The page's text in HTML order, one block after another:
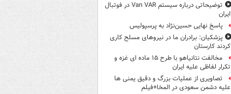
توضیحاتی درباره سیستم Van VAR در فوتبال
ایران
پاسخ نهایی حسین‌نژاد به پرسپولیس
پزشکیان: برادران ما در نیروهای مسلح کاری
کردند کارستان
مخالفت نتانیاهو با طرح ۱۵ ماده ای غزه و
تکرار لفاظی علیه ایران
تصاویری از عملیات بزرگ و دقیق یمنی ها
علیه دشمن سعودی در المخا+فیلم